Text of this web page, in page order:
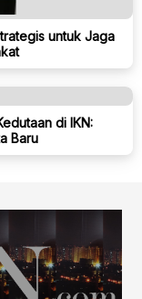
untuk Jaga
di IKN:
Baru